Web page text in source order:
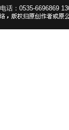
话：0535-6696869